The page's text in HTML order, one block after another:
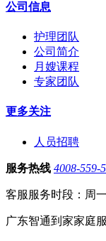
公司信息
护理团队
公司简介
月嫂课程
专家团队
更多关注
人员招聘
服务热线 4008-559-
客服服务时段：周
广东智通到家家庭